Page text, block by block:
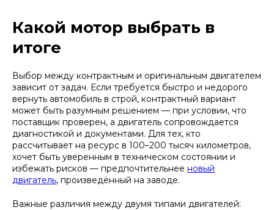
Какой мотор выбрать в
итоге
Выбор между контрактным и оригинальным двигателем
зависит от задач. Если требуется быстро и недорого
вернуть автомобиль в строй, контрактный вариант
может быть разумным решением — при условии, что
поставщик проверен, а двигатель сопровождается
диагностикой и документами. Для тех, кто
рассчитывает на ресурс в 100–200 тысяч километров,
хочет быть уверенным в техническом состоянии и
избежать рисков — предпочтительнее новый
двигатель, произведённый на заводе.
Важные различия между двумя типами двигателей: